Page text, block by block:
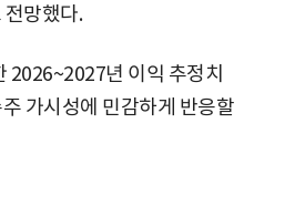
망했다.
2026~2027년 이익 추정치
가시성에 민감하게 반응할